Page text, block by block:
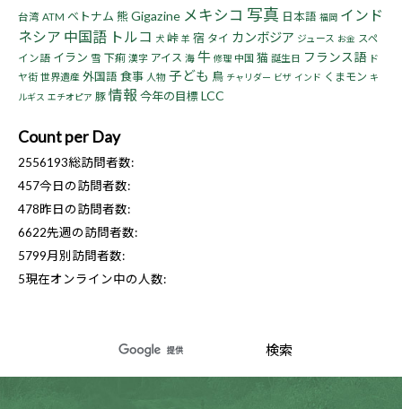
台湾 ATM ベトナム 熊Gigazine メキシコ 写真 日本語 福岡 インド
ネシア 中国語 トルコ 犬 峠 羊 宿 タイ カンボジア ジュース お金 スペ
イン語 イラン 雪 下痢 漢字 アイス 海 牛 修理 中国 猫 誕生日 フランス語 ド
ヤ街 世界遺産 外国語 食事 人物 子ども 鳥 チャリダー ビザ インド くまモン キ
ルギス エチオピア 豚 情報 今年の目標LCC
Count per Day
2556193総訪問者数:
457今日の訪問者数:
478昨日の訪問者数:
6622先週の訪問者数:
5799月別訪問者数:
5現在オンライン中の人数: